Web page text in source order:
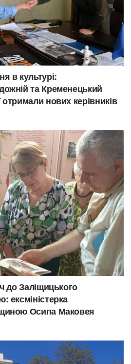
в культурі:
та Кременецький
отримали нових керівників
до Заліщицького
ексміністерка
Осипа Маковея